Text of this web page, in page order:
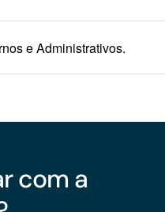
e Administrativos.
com a